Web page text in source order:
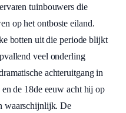
tuinbouwers die
op het ontboste eiland.
botten uit die periode blijkt
veel onderling
achteruitgang in
de 18de eeuw acht hij op
waarschijnlijk. De